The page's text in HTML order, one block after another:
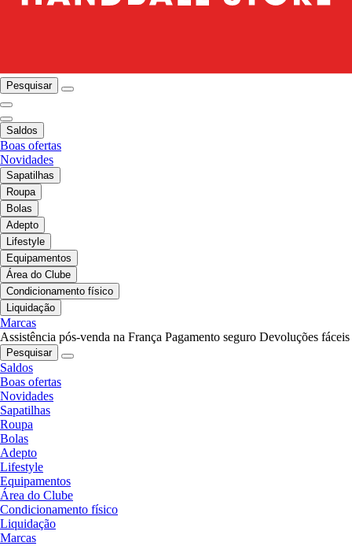
Pesquisar
Saldos
Boas ofertas
Novidades
Sapatilhas
Roupa
Bolas
Adepto
Lifestyle
Equipamentos
Área do Clube
Condicionamento físico
Liquidação
Marcas
Assistência pós-venda na França Pagamento seguro Devoluções fáceis
Pesquisar
Saldos
Boas ofertas
Novidades
Sapatilhas
Roupa
Bolas
Adepto
Lifestyle
Equipamentos
Área do Clube
Condicionamento físico
Liquidação
Marcas